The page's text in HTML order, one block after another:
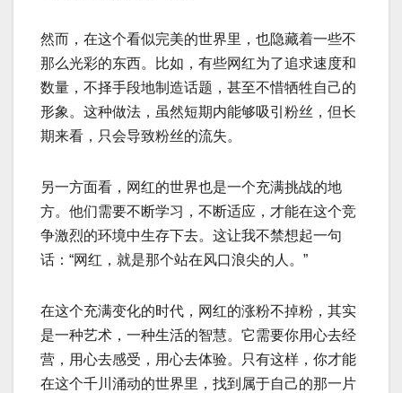
然而，在这个看似完美的世界里，也隐藏着一些不
那么光彩的东西。比如，有些网红为了追求速度和
数量，不择手段地制造话题，甚至不惜牺牲自己的
形象。这种做法，虽然短期内能够吸引粉丝，但长
期来看，只会导致粉丝的流失。
另一方面看，网红的世界也是一个充满挑战的地
方。他们需要不断学习，不断适应，才能在这个竞
争激烈的环境中生存下去。这让我不禁想起一句
话：“网红，就是那个站在风口浪尖的人。”
在这个充满变化的时代，网红的涨粉不掉粉，其实
是一种艺术，一种生活的智慧。它需要你用心去经
营，用心去感受，用心去体验。只有这样，你才能
在这个千川涌动的世界里，找到属于自己的那一片